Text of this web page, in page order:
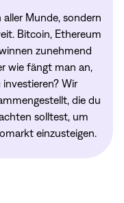
Munde, sondern
Bitcoin, Ethereum
zunehmend
wie fängt man an,
investieren? Wir
die du
solltest, um
einzusteigen.